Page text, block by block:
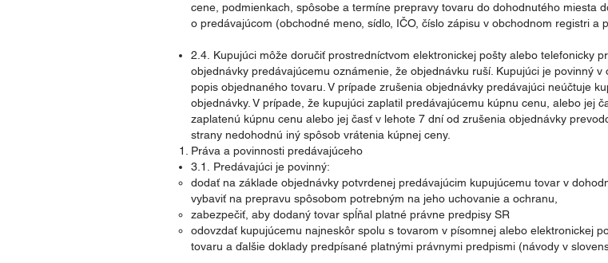
cene, podmienkach, spôsobe a termíne prepravy tovaru do dohodnutého miesta
o predávajúcom (obchodné meno, sídlo, IČO, číslo zápisu v obchodnom registri a
2.4. Kupujúci môže doručiť prostredníctvom elektronickej pošty alebo telefonicky
objednávky predávajúcemu oznámenie, že objednávku ruší. Kupujúci je povinný
popis objednaného tovaru. V prípade zrušenia objednávky predávajúci neúčtuje
objednávky. V prípade, že kupujúci zaplatil predávajúcemu kúpnu cenu, alebo jej
zaplatenú kúpnu cenu alebo jej časť v lehote 7 dní od zrušenia objednávky
strany nedohodnú iný spôsob vrátenia kúpnej ceny.
Práva a povinnosti predávajúceho
3.1. Predávajúci je povinný:
dodať na základe objednávky potvrdenej predávajúcim kupujúcemu tovar v
vybaviť na prepravu spôsobom potrebným na jeho uchovanie a ochranu,
zabezpečiť, aby dodaný tovar spĺňal platné právne predpisy SR
odovzdať kupujúcemu najneskôr spolu s tovarom v písomnej alebo elektronickej
tovaru a ďalšie doklady predpísané platnými právnymi predpismi (návody v